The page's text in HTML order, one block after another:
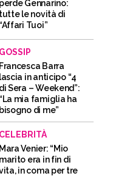
perde Gennarino:
tutte le novità di
“Affari Tuoi”
GOSSIP
Francesca Barra
lascia in anticipo “4
di Sera – Weekend”:
“La mia famiglia ha
bisogno di me”
CELEBRITÀ
Mara Venier: “Mio
marito era in fin di
in coma per tre